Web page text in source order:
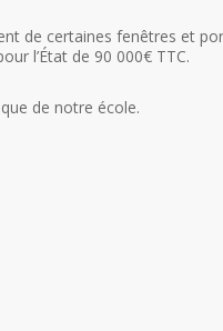
de certaines fenêtres et
l’État de 90 000€ TTC.
de notre école.